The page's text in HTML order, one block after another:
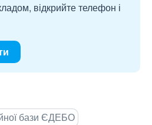
відкрийте телефон і
бази ЄДЕБО